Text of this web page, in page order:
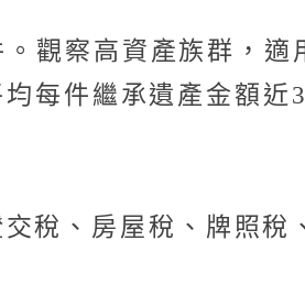
觀察高資產族群，適
每件繼承遺產金額近
稅、房屋稅、牌照稅